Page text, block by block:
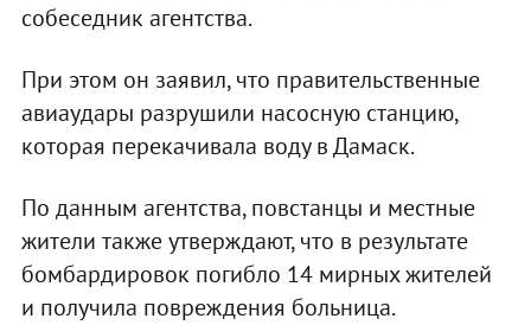
собеседник агентства.
При этом он заявил, что правительственные
авиаудары разрушили насосную станцию,
которая перекачивала воду в Дамаск.
По данным агентства, повстанцы и местные
жители также утверждают, что в результате
бомбардировок погибло 14 мирных жителей
и получила повреждения больница.